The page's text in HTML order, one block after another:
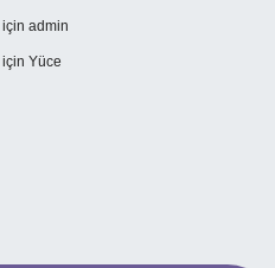
için admin
için Yüce